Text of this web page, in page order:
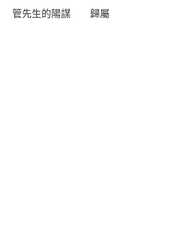
管先生的陽謀 歸屬